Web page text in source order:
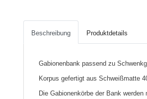
Beschreibung Produktdetails
Gabionenbank passend zu
Korpus gefertigt aus Schweißmatte
Die Gabionenkörbe der Bank